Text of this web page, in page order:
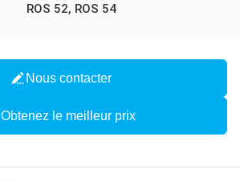
ROS 52, ROS 54
Nous contacter
Obtenez le meilleur prix